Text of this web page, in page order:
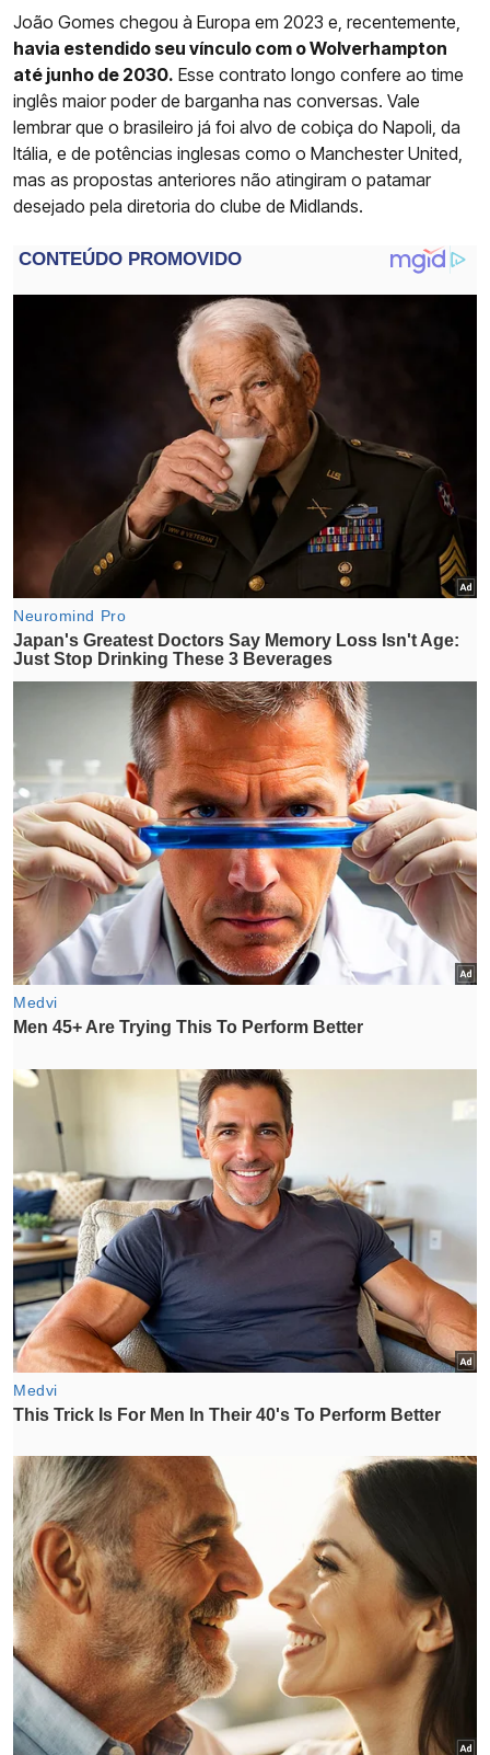
João Gomes chegou à Europa em 2023 e, recentemente,
havia estendido seu vínculo com o Wolverhampton
até junho de 2030. Esse contrato longo confere ao time
inglês maior poder de barganha nas conversas. Vale
lembrar que o brasileiro já foi alvo de cobiça do Napoli, da
Itália, e de potências inglesas como o Manchester United,
mas as propostas anteriores não atingiram o patamar
desejado pela diretoria do clube de Midlands.